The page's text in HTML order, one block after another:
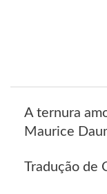
A ternura
Maurice
Tradução de